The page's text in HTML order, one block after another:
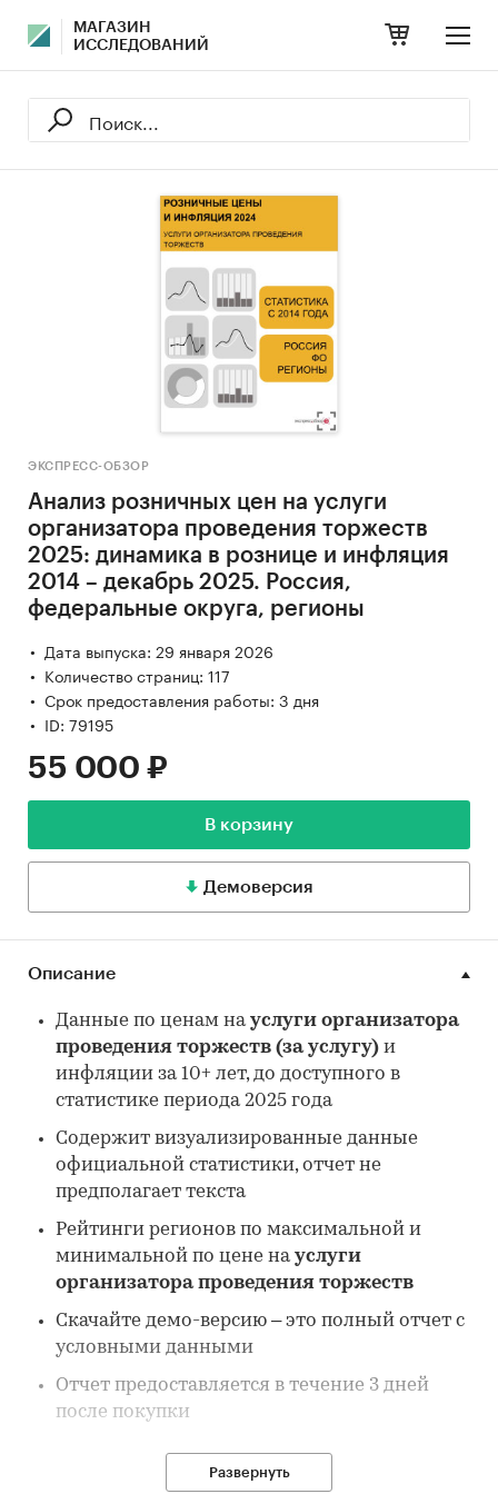
МАГАЗИН
ИССЛЕДОВАНИЙ
ЭКСПРЕСС-ОБЗОР
Анализ розничных цен на услуги
организатора проведения торжеств
2025: динамика в рознице и инфляция
2014 – декабрь 2025. Россия,
федеральные округа, регионы
Дата выпуска: 29 января 2026
Количество страниц: 117
Срок предоставления работы: 3 дня
ID: 79195
55 000 ₽
В корзину
Демоверсия
Описание
Данные по ценам науслуги организатора
проведения торжеств (за услугу) и
инфляции за 10+ лет, до доступного в
статистике периода 2025 года
Содержит визуализированные данные
официальной статистики, отчет не
предполагает текста
Рейтинги регионов по максимальной и
минимальной по цене науслуги
организатора проведения торжеств
Скачайте демо-версию – это полный отчет с
условными данными
Отчет предоставляется в течение 3 дней
после покупки
Развернуть